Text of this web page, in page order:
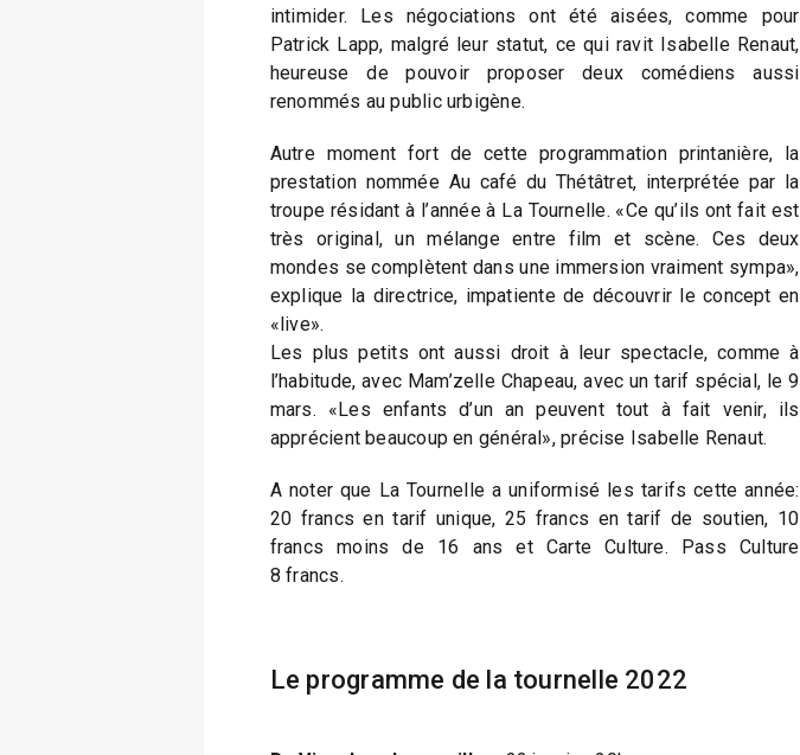
intimider. Les négociations ont été aisées, comme pour
Patrick Lapp, malgré leur statut, ce qui ravit Isabelle Renaut,
heureuse de pouvoir proposer deux comédiens aussi
renommés au public urbigène.
Autre moment fort de cette programmation printanière, la
prestation nommée Au café du Thétâtret, interprétée par la
troupe résidant à l’année à La Tournelle. «Ce qu’ils ont fait est
très original, un mélange entre film et scène. Ces deux
mondes se complètent dans une immersion vraiment sympa»,
explique la directrice, impatiente de découvrir le concept en
«live».
Les plus petits ont aussi droit à leur spectacle, comme à
l’habitude, avec Mam’zelle Chapeau, avec un tarif spécial, le 9
mars. «Les enfants d’un an peuvent tout à fait venir, ils
apprécient beaucoup en général», précise Isabelle Renaut.
A noter que La Tournelle a uniformisé les tarifs cette année:
20 francs en tarif unique, 25 francs en tarif de soutien, 10
francs moins de 16 ans et Carte Culture. Pass Culture
8 francs.
Le programme de la tournelle 2022